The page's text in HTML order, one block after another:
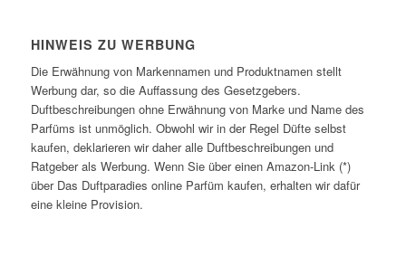
HINWEIS ZU WERBUNG
Die Erwähnung von Markennamen und Produktnamen stellt
Werbung dar, so die Auffassung des Gesetzgebers.
Duftbeschreibungen ohne Erwähnung von Marke und Name des
Parfüms ist unmöglich. Obwohl wir in der Regel Düfte selbst
kaufen, deklarieren wir daher alle Duftbeschreibungen und
Ratgeber als Werbung. Wenn Sie über einen Amazon-Link (*)
über Das Duftparadies online Parfüm kaufen, erhalten wir dafür
eine kleine Provision.